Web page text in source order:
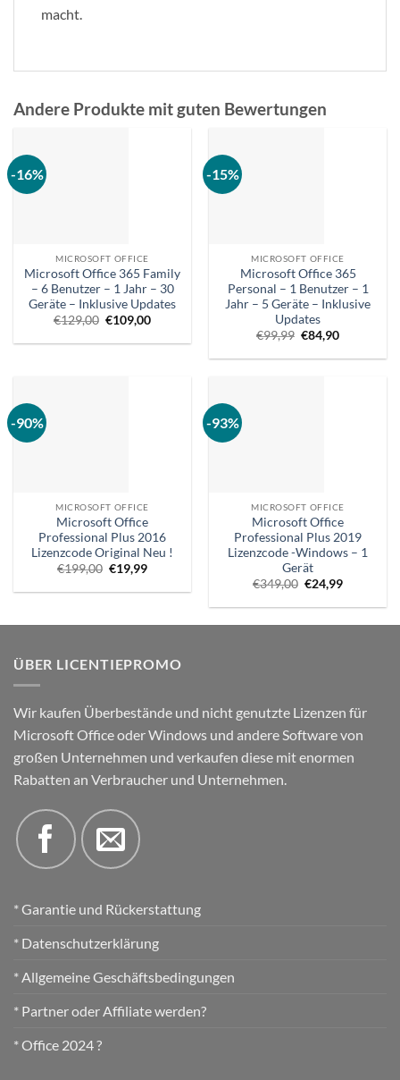
macht.
Andere Produkte mit guten Bewertungen
-16%
MICROSOFT OFFICE
Microsoft Office 365 Family
– 6 Benutzer – 1 Jahr – 30
Geräte – Inklusive Updates
€129,00 Ursprünglicher
war:
€109,00Aktueller
ist:
-15%
MICROSOFT OFFICE
Microsoft Office 365
Personal – 1 Benutzer – 1
Jahr – 5 Geräte – Inklusive
Updates
€99,99 Ursprünglicher
Preis
war:
€84,90Aktueller
ist:
-90%
MICROSOFT OFFICE
Microsoft Office
Professional Plus 2016
Lizenzcode Original Neu !
€199,00 Ursprünglicher
Preis
war:
€19,99Aktueller
ist:
-93%
MICROSOFT OFFICE
Microsoft Office
Professional Plus 2019
Lizenzcode -Windows – 1
Gerät
€349,00 Ursprünglicher
Preis
war:
€24,99Aktueller
ist:
ÜBER LICENTIEPROMO
Wir kaufen Überbestände und nicht genutzte Lizenzen für
Microsoft Office oder Windows und andere Software von
großen Unternehmen und verkaufen diese mit enormen
Rabatten an Verbraucher und Unternehmen.
* Garantie und Rückerstattung
* Datenschutzerklärung
* Allgemeine Geschäftsbedingungen
* Partner oder Affiliate werden?
* Office 2024 ?